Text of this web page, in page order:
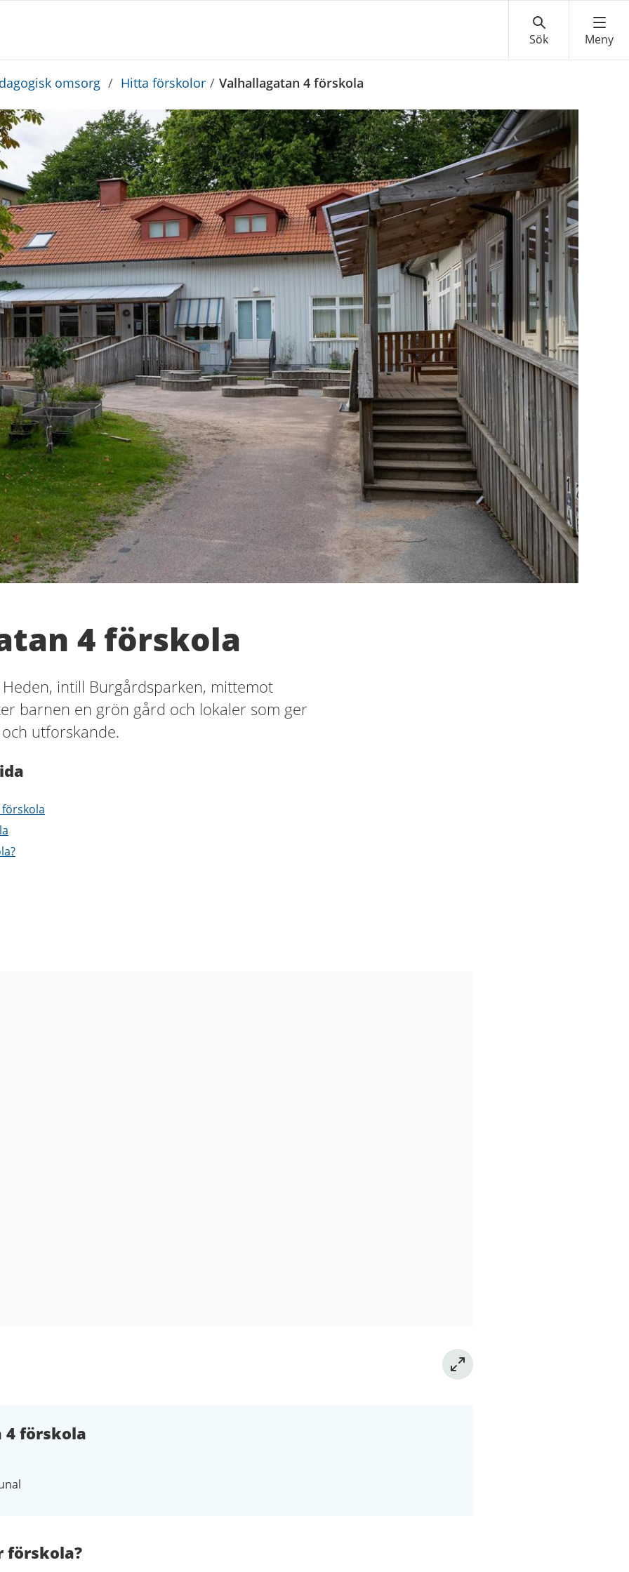
omsorg / Hitta förskolor / Valhallagatan 4 förskola
4 förskola
intill Burgårdsparken, mittemot
barnen en grön gård och lokaler som ger
utforskande.
4 förskola
förskola?